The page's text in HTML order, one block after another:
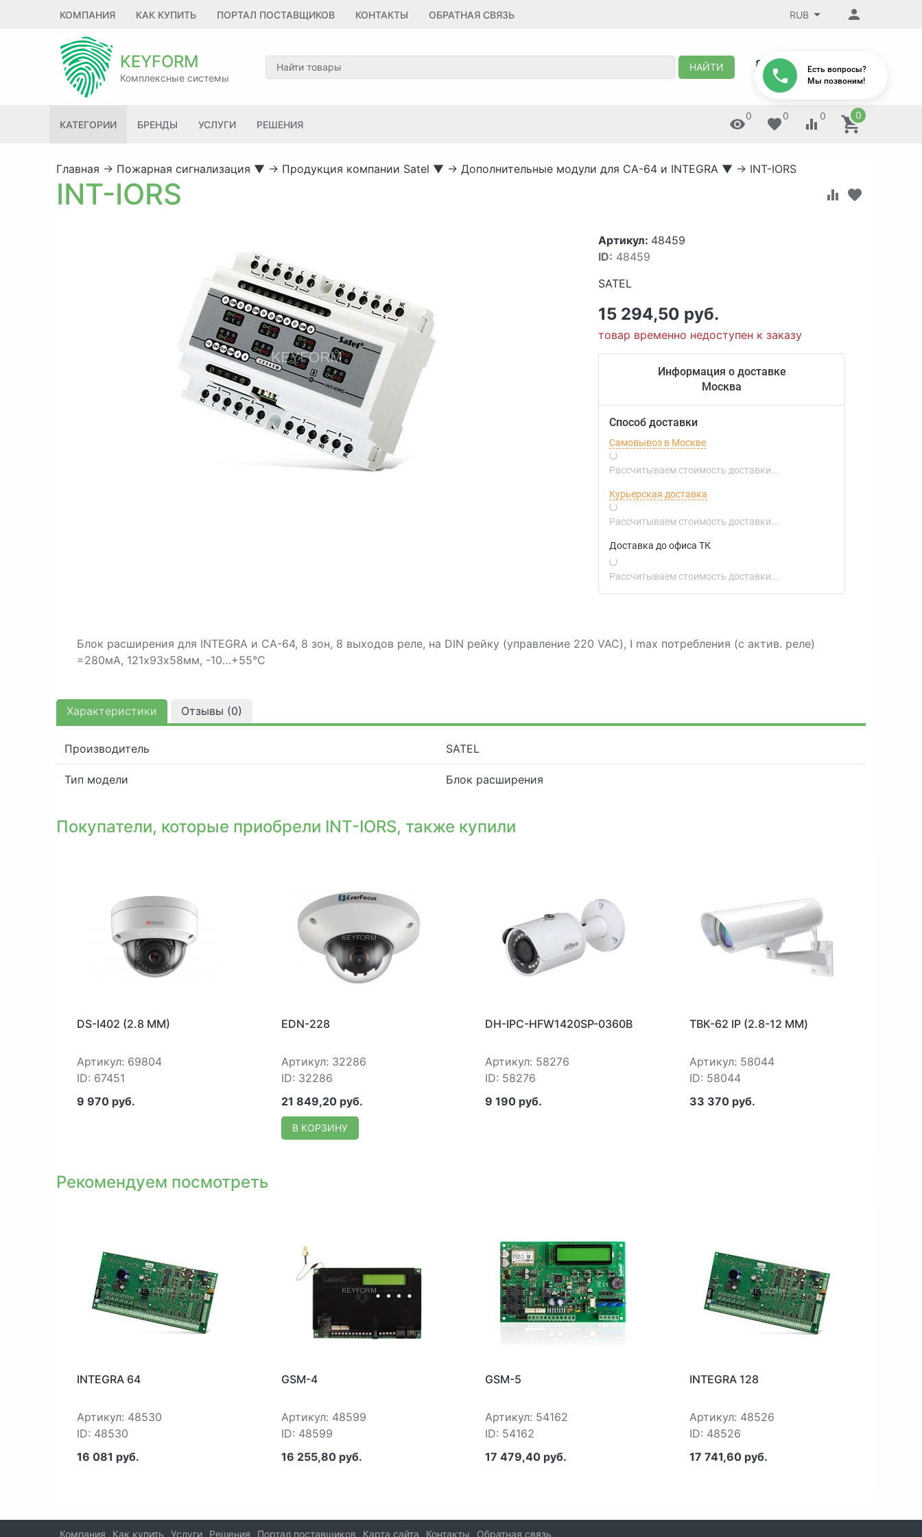
КОМПАНИЯ КАК КУПИТЬ ПОРТАЛ ПОСТАВЩИКОВ КОНТАКТЫ ОБРАТНАЯ СВЯЗЬ RUB
KEYFORM
Комплексные системы
НАЙТИ 8 (495) 647-88-32
КАТЕГОРИИ БРЕНДЫ УСЛУГИ РЕШЕНИЯ
0 0 0 0
Главная → Пожарная сигнализация ▼ → Продукция компании Satel ▼ → Дополнительные модули для CA-64 и INTEGRA ▼ → INT-IORS
INT-IORS
Артикул: 48459
ID: 48459
SATEL
15 294,50 руб.
товар временно недоступен к заказу
Информация о доставке
Москва
Способ доставки
Самовывоз в Москве
Рассчитываем стоимость доставки...
Курьерская доставка
Рассчитываем стоимость доставки...
Доставка до офиса ТК
Рассчитываем стоимость доставки...
Блок расширения для INTEGRA и CA-64, 8 зон, 8 выходов реле, на DIN рейку (управление 220 VAC), I max потребления (с актив. реле)
=280мА, 121х93х58мм, -10…+55°С
Характеристики Отзывы (0)
Производитель SATEL
Тип модели Блок расширения
Покупатели, которые приобрели INT-IORS, также купили
DS-I402 (2.8 MM)
Артикул: 69804
ID: 67451
9 970 руб.
EDN-228
Артикул: 32286
ID: 32286
21 849,20 руб.
В КОРЗИНУ
DH-IPC-HFW1420SP-0360B
Артикул: 58276
ID: 58276
9 190 руб.
ТВК-62 IP (2.8-12 ММ)
Артикул: 58044
ID: 58044
33 370 руб.
Рекомендуем посмотреть
INTEGRA 64
Артикул: 48530
ID: 48530
16 081 руб.
GSM-4
Артикул: 48599
ID: 48599
16 255,80 руб.
GSM-5
Артикул: 54162
ID: 54162
17 479,40 руб.
INTEGRA 128
Артикул: 48526
ID: 48526
17 741,60 руб.
Компания Как купить Услуги Решения Портал поставщиков Карта сайта Контакты Обратная связь
Есть вопросы?
Мы позвоним!